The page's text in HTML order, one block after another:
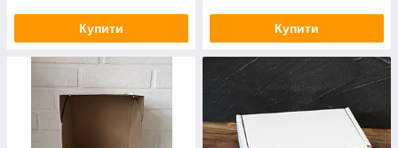
Купити Купити